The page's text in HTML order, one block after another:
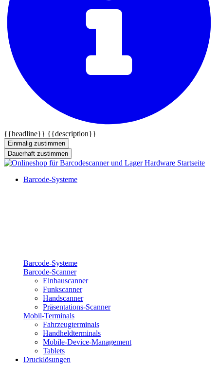
{{headline}} {{description}}
Einmalig zustimmen
Dauerhaft zustimmen
Barcode-Systeme
Barcode-Systeme
Barcode-Scanner
Einbauscanner
Funkscanner
Handscanner
Präsentations-Scanner
Mobil-Terminals
Fahrzeugterminals
Handheldterminals
Mobile-Device-Management
Tablets
Drucklösungen